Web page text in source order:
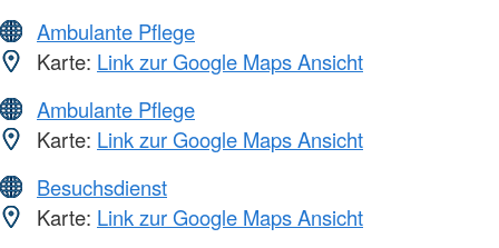
Ambulante Pflege
Karte: Link zur Google Maps Ansicht
Ambulante Pflege
Karte: Link zur Google Maps Ansicht
Besuchsdienst
Karte: Link zur Google Maps Ansicht